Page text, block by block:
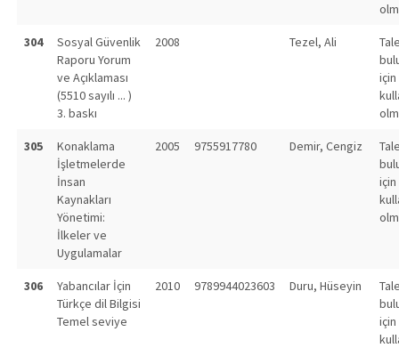
304
Sosyal Güvenlik
Raporu Yorum
ve Açıklaması
(5510 sayılı ... )
3. baskı
2008 Tezel, Ali
için
305
Konaklama
İşletmelerde
İnsan
Kaynakları
Yönetimi:
İlkeler ve
Uygulamalar
2005 9755917780 Demir, Cengiz
için
306
Yabancılar İçin
Türkçe dil Bilgisi
Temel seviye
2010 9789944023603 Duru, Hüseyin
için